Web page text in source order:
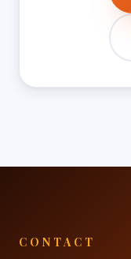
CONTACT